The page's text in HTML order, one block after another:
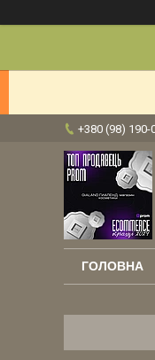
+380 (98) 190-
ГОЛОВНА